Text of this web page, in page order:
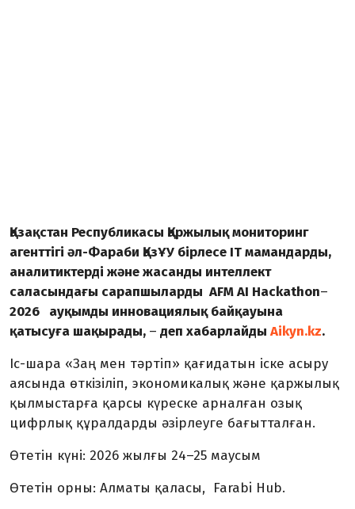
Қазақстан Республикасы Қаржылық мониторинг
агенттігі әл-Фараби ҚазҰУ бірлесе IT мамандарды,
аналитиктерді және жасанды интеллект
саласындағы сарапшыларды AFM AI Hackathon–
2026 ауқымды инновациялық байқауына
қатысуға шақырады, – деп хабарлайды Aikyn.kz.
Іс-шара «Заң мен тәртіп» қағидатын іске асыру
аясында өткізіліп, экономикалық және қаржылық
қылмыстарға қарсы күреске арналған озық
цифрлық құралдарды әзірлеуге бағытталған.
Өтетін күні: 2026 жылғы 24–25 маусым
Өтетін орны: Алматы қаласы, Farabi Hub.